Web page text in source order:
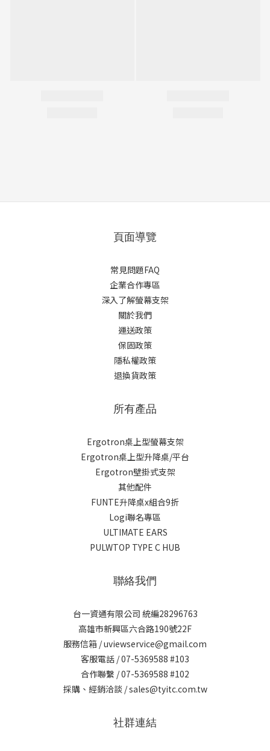
頁面導覽
常見問題FAQ
企業合作專區
深入了解螢幕支架
關於我們
運送政策
保固政策
隱私權政策
退換貨政策
所有產品
Ergotron桌上型螢幕支架
Ergotron桌上型升降桌/平台
Ergotron壁掛式支架
其他配件
FUNTE升降桌x組合9折
Logi聯名專區
ULTIMATE EARS
PULWTOP TYPE C HUB
聯絡我們
台一資通有限公司 統編28296763
高雄市新興區六合路190號22F
服務信箱 / uviewservice@gmail.com
客服電話 / 07-5369588 #103
合作聯繫 / 07-5369588 #102
採購、經銷洽談 / sales@tyitc.com.tw
社群連結